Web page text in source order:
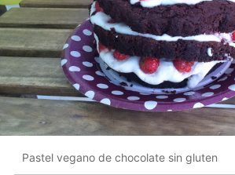
Pastel vegano de chocolate sin gluten